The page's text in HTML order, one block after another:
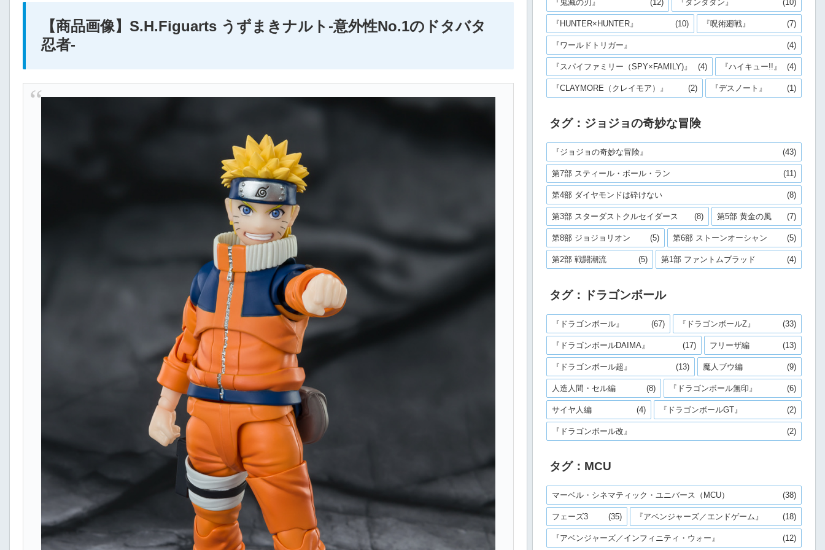
【商品画像】S.H.Figuarts うずまきナルト-意外性No.1のドタバタ
忍者-
『鬼滅の刃』 (12) 『ダンダダン』 (10)
『HUNTER×HUNTER』 (10) 『呪術廻戦』 (7)
『ワールドトリガー』 (4)
『スパイファミリー（SPY×FAMILY)』 (4) 『ハイキュー!!』 (4)
『CLAYMORE（クレイモア）』 (2) 『デスノート』 (1)
タグ：ジョジョの奇妙な冒険
『ジョジョの奇妙な冒険』 (43)
第7部 スティール・ボール・ラン (11)
第4部 ダイヤモンドは砕けない (8)
第3部 スターダストクルセイダース (8) 第5部 黄金の風 (7)
第8部 ジョジョリオン (5) 第6部 ストーンオーシャン (5)
第2部 戦闘潮流 (5) 第1部 ファントムブラッド (4)
タグ：ドラゴンボール
『ドラゴンボール』 (67) 『ドラゴンボールZ』 (33)
『ドラゴンボールDAIMA』 (17) フリーザ編 (13)
『ドラゴンボール超』 (13) 魔人ブウ編 (9)
人造人間・セル編 (8) 『ドラゴンボール無印』 (6)
サイヤ人編 (4) 『ドラゴンボールGT』 (2)
『ドラゴンボール改』 (2)
タグ：MCU
マーベル・シネマティック・ユニバース（MCU） (38)
フェーズ3 (35) 『アベンジャーズ／エンドゲーム』 (18)
『アベンジャーズ／インフィニティ・ウォー』 (12)